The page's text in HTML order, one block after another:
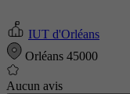
IUT d'Orléans
Orléans 45000
Aucun avis